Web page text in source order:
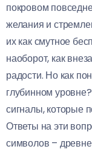
покровом
желания и
их как смутное
наоборот, как
радости. Но как
глубинном
сигналы, которые
Ответы на эти
символов –